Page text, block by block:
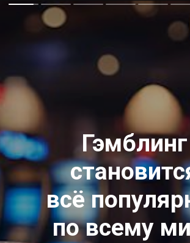
Гэмблинг
всё
по всему